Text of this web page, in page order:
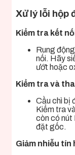
Xử lý lỗi hộp
Kiểm tra kết
Rung
nối. Hãy
ướt hoặc
Kiểm tra và
Cầu chì bị
Kiểm tra
còn có nút
đặt gốc.
Giảm nhiễu tín